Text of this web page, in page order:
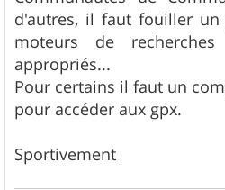
d'autres, il faut fouiller
moteurs de
appropriés...
Pour certains il faut un
pour accéder aux gpx.
Sportivement